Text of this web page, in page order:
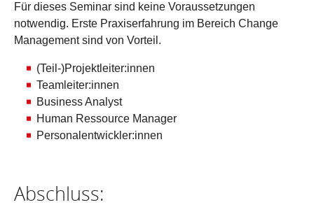
Für dieses Seminar sind keine Voraussetzungen
notwendig. Erste Praxiserfahrung im Bereich Change
Management sind von Vorteil.
(Teil-)Projektleiter:innen
Teamleiter:innen
Business Analyst
Human Ressource Manager
Personalentwickler:innen
Abschluss: